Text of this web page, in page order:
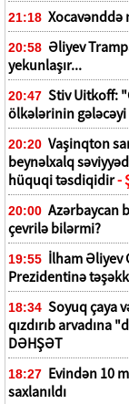
21:18 Xocavənddə
20:58 Əliyev
yekunlaşır...
20:47 Stiv Uitkoff:
ölkələrinin
20:20 Vaşinqton
beynəlxalq
hüquqi təsdiqidir-
20:00 Azərbaycan
çevrilə bilərmi?
19:55 İlham Əliyev
Prezidentinə
18:34 Soyuq çaya
qızdırıb arvadına
DƏHŞƏT
18:27 Evindən 10
saxlanıldı